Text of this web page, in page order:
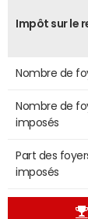
Impôt sur le
Nombre de
Nombre de
imposés
Part des
imposés